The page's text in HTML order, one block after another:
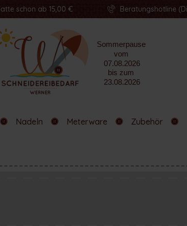
schon ab 15,00 € Beratungshotline
Nadeln Meterware Zubehör